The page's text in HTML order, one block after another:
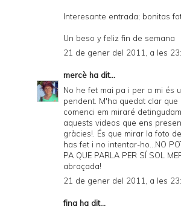
Interesante entrada; bonitas
Un beso y feliz fin de semana
21 de gener del 2011, a les
mercè ha dit...
No he fet mai pa i per a mi és
pendent. M'ha quedat clar que
comenci em miraré
aquests videos que ens
gràcies!. És que mirar la foto
has fet i no intentar-ho...NO
PA QUE PARLA PER SÍ SOL
abraçada!
21 de gener del 2011, a les
fina ha dit...